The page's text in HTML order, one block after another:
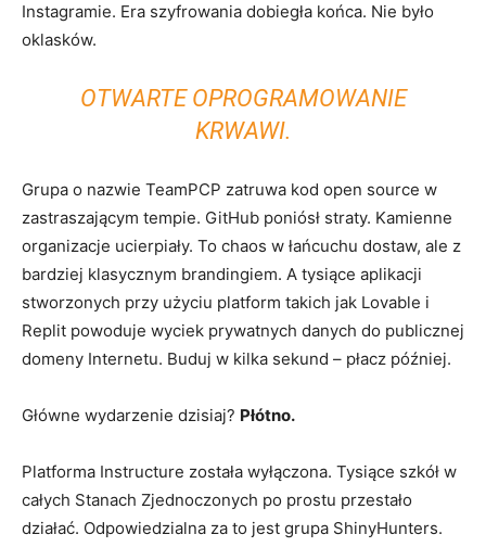
Instagramie. Era szyfrowania dobiegła końca. Nie było
oklasków.
OTWARTE OPROGRAMOWANIE
KRWAWI.
Grupa o nazwie TeamPCP zatruwa kod open source w
zastraszającym tempie. GitHub poniósł straty. Kamienne
organizacje ucierpiały. To chaos w łańcuchu dostaw, ale z
bardziej klasycznym brandingiem. A tysiące aplikacji
stworzonych przy użyciu platform takich jak Lovable i
Replit powoduje wyciek prywatnych danych do publicznej
domeny Internetu. Buduj w kilka sekund – płacz później.
Główne wydarzenie dzisiaj? Płótno.
Platforma Instructure została wyłączona. Tysiące szkół w
całych Stanach Zjednoczonych po prostu przestało
działać. Odpowiedzialna za to jest grupa ShinyHunters.